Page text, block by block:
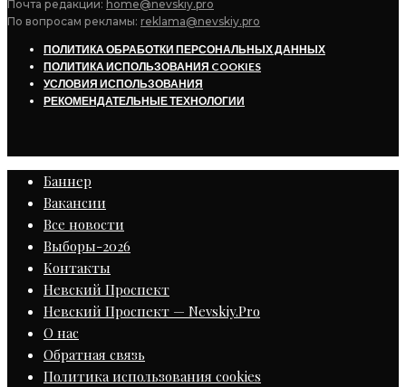
Почта редакции: home@nevskiy.pro
По вопросам рекламы: reklama@nevskiy.pro
ПОЛИТИКА ОБРАБОТКИ ПЕРСОНАЛЬНЫХ ДАННЫХ
ПОЛИТИКА ИСПОЛЬЗОВАНИЯ COOKIES
УСЛОВИЯ ИСПОЛЬЗОВАНИЯ
РЕКОМЕНДАТЕЛЬНЫЕ ТЕХНОЛОГИИ
Баннер
Вакансии
Все новости
Выборы-2026
Контакты
Невский Проспект
Невский Проспект — Nevskiy.Pro
О нас
Обратная связь
Политика использования cookies